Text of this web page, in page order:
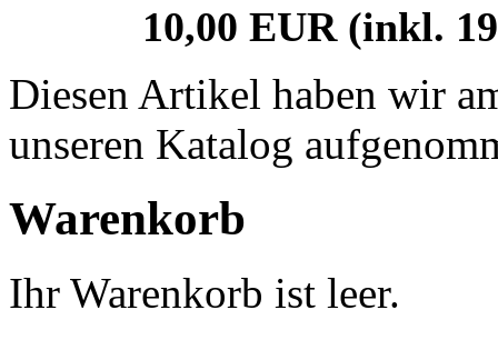
10,00 EUR (inkl.
Diesen Artikel haben wir
unseren Katalog
Warenkorb
Ihr Warenkorb ist leer.